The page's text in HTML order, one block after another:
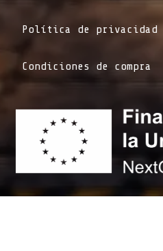
Política de privacidad
Condiciones de compra